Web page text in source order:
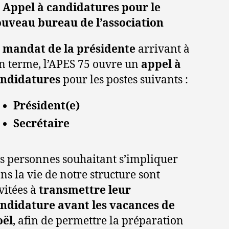
Appel à candidatures pour le
bureau de l’association
mandat de la présidente arrivant à
terme, l’APES 75 ouvre un appel à
pour les postes suivants :
Président(e)
Secrétaire
personnes souhaitant s’impliquer
la vie de notre structure sont
àtransmettre leur
avant les vacances de
, afin de permettre la préparation